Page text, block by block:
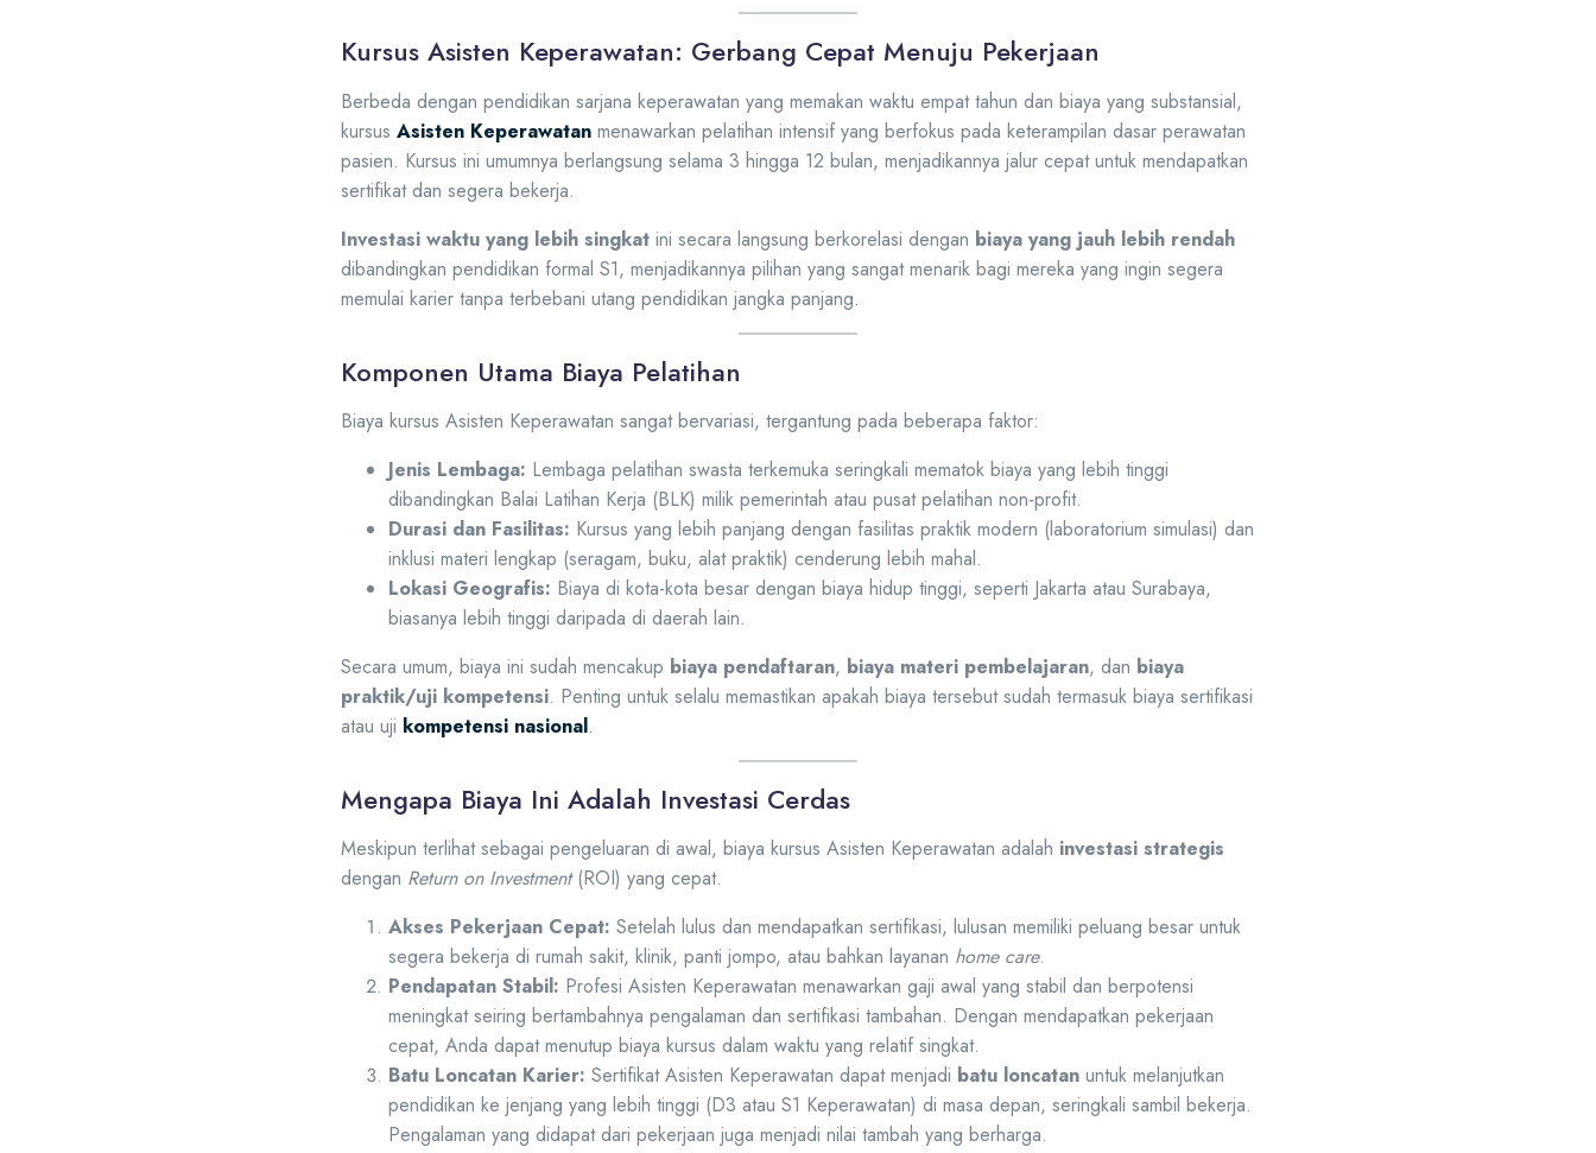
Kursus Asisten Keperawatan: Gerbang Cepat Menuju Pekerjaan
Berbeda dengan pendidikan sarjana keperawatan yang memakan waktu empat tahun dan biaya yang substansial,
kursus Asisten Keperawatan menawarkan pelatihan intensif yang berfokus pada keterampilan dasar perawatan
pasien. Kursus ini umumnya berlangsung selama 3 hingga 12 bulan, menjadikannya jalur cepat untuk mendapatkan
sertifikat dan segera bekerja.
Investasi waktu yang lebih singkat ini secara langsung berkorelasi dengan biaya yang jauh lebih rendah
dibandingkan pendidikan formal S1, menjadikannya pilihan yang sangat menarik bagi mereka yang ingin segera
memulai karier tanpa terbebani utang pendidikan jangka panjang.
Komponen Utama Biaya Pelatihan
Biaya kursus Asisten Keperawatan sangat bervariasi, tergantung pada beberapa faktor:
Jenis Lembaga: Lembaga pelatihan swasta terkemuka seringkali mematok biaya yang lebih tinggi
dibandingkan Balai Latihan Kerja (BLK) milik pemerintah atau pusat pelatihan non-profit.
Durasi dan Fasilitas: Kursus yang lebih panjang dengan fasilitas praktik modern (laboratorium simulasi) dan
inklusi materi lengkap (seragam, buku, alat praktik) cenderung lebih mahal.
Lokasi Geografis: Biaya di kota-kota besar dengan biaya hidup tinggi, seperti Jakarta atau Surabaya,
biasanya lebih tinggi daripada di daerah lain.
Secara umum, biaya ini sudah mencakup biaya pendaftaran, biaya materi pembelajaran, dan biaya
praktik/uji kompetensi. Penting untuk selalu memastikan apakah biaya tersebut sudah termasuk biaya sertifikasi
atau uji kompetensi nasional.
Mengapa Biaya Ini Adalah Investasi Cerdas
Meskipun terlihat sebagai pengeluaran di awal, biaya kursus Asisten Keperawatan adalah investasi strategis
dengan Return on Investment(ROI) yang cepat.
Akses Pekerjaan Cepat: Setelah lulus dan mendapatkan sertifikasi, lulusan memiliki peluang besar untuk
segera bekerja di rumah sakit, klinik, panti jompo, atau bahkan layanan home care.
Pendapatan Stabil: Profesi Asisten Keperawatan menawarkan gaji awal yang stabil dan berpotensi
meningkat seiring bertambahnya pengalaman dan sertifikasi tambahan. Dengan mendapatkan pekerjaan
cepat, Anda dapat menutup biaya kursus dalam waktu yang relatif singkat.
Batu Loncatan Karier: Sertifikat Asisten Keperawatan dapat menjadi batu loncatan untuk melanjutkan
pendidikan ke jenjang yang lebih tinggi (D3 atau S1 Keperawatan) di masa depan, seringkali sambil bekerja.
Pengalaman yang didapat dari pekerjaan juga menjadi nilai tambah yang berharga.